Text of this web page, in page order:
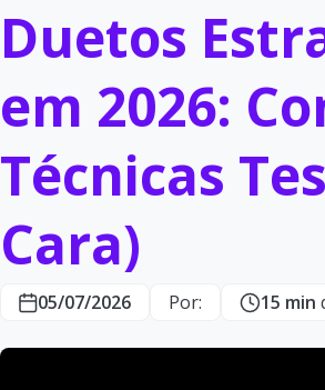
Duetos
em 2026:
Técnicas
Cara)
05/07/2026 Por: 15 min